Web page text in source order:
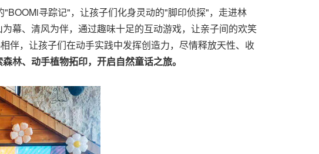
寻踪记"，让孩子们化身灵动的"脚印侦探"，走进林
幕、清风为伴，通过趣味十足的互动游戏，让亲子间的欢笑
伴，让孩子们在动手实践中发挥创造力，尽情释放天性、收
、动手植物拓印，开启自然童话之旅。